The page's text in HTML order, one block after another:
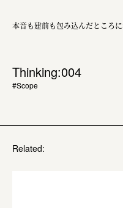
本音も建前も包み込んだところ
Thinking:004
#Scope
Related: